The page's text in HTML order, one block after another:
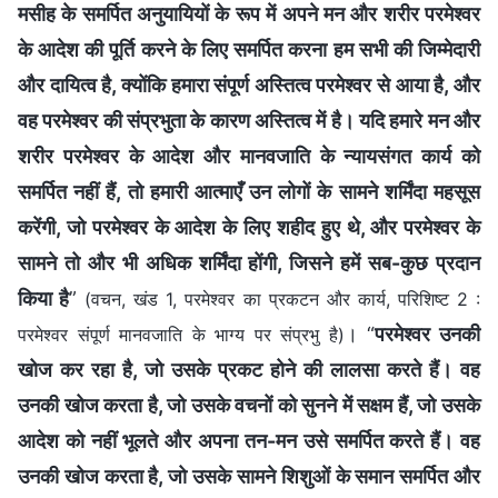
मसीह के समर्पित अनुयायियों के रूप में अपने मन और शरीर परमेश्वर
के आदेश की पूर्ति करने के लिए समर्पित करना हम सभी की जिम्मेदारी
और दायित्व है, क्योंकि हमारा संपूर्ण अस्तित्व परमेश्वर से आया है, और
वह परमेश्वर की संप्रभुता के कारण अस्तित्व में है। यदि हमारे मन और
शरीर परमेश्वर के आदेश और मानवजाति के न्यायसंगत कार्य को
समर्पित नहीं हैं, तो हमारी आत्माएँ उन लोगों के सामने शर्मिंदा महसूस
करेंगी, जो परमेश्वर के आदेश के लिए शहीद हुए थे, और परमेश्वर के
सामने तो और भी अधिक शर्मिंदा होंगी, जिसने हमें सब-कुछ प्रदान
किया है” (वचन, खंड 1, परमेश्वर का प्रकटन और कार्य, परिशिष्ट 2 :
परमेश्वर संपूर्ण मानवजाति के भाग्य पर संप्रभु है) । “परमेश्वर उनकी
खोज कर रहा है, जो उसके प्रकट होने की लालसा करते हैं। वह
उनकी खोज करता है, जो उसके वचनों को सुनने में सक्षम हैं, जो उसके
आदेश को नहीं भूलते और अपना तन-मन उसे समर्पित करते हैं। वह
उनकी खोज करता है, जो उसके सामने शिशुओं के समान समर्पित और